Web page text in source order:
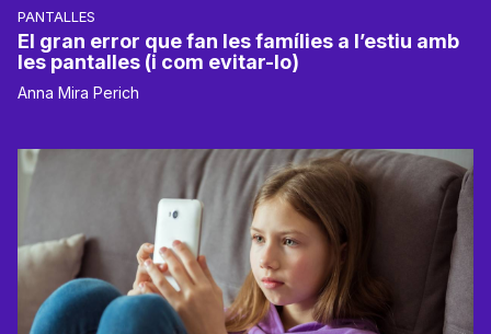
PANTALLES
El gran error que fan les famílies a l’estiu amb
les pantalles (i com evitar-lo)
Anna Mira Perich